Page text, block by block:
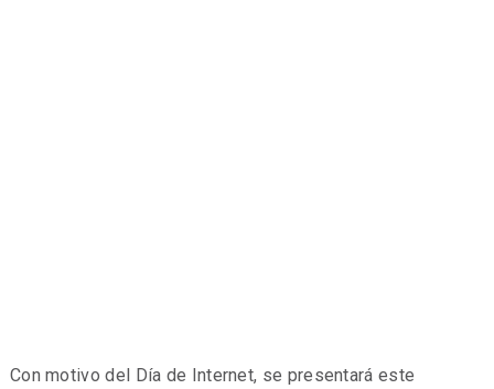
Con motivo del Día de Internet, se presentará este